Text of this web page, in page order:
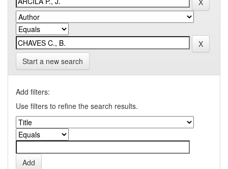
Start a new search
Add filters:
Use filters to refine the search results.